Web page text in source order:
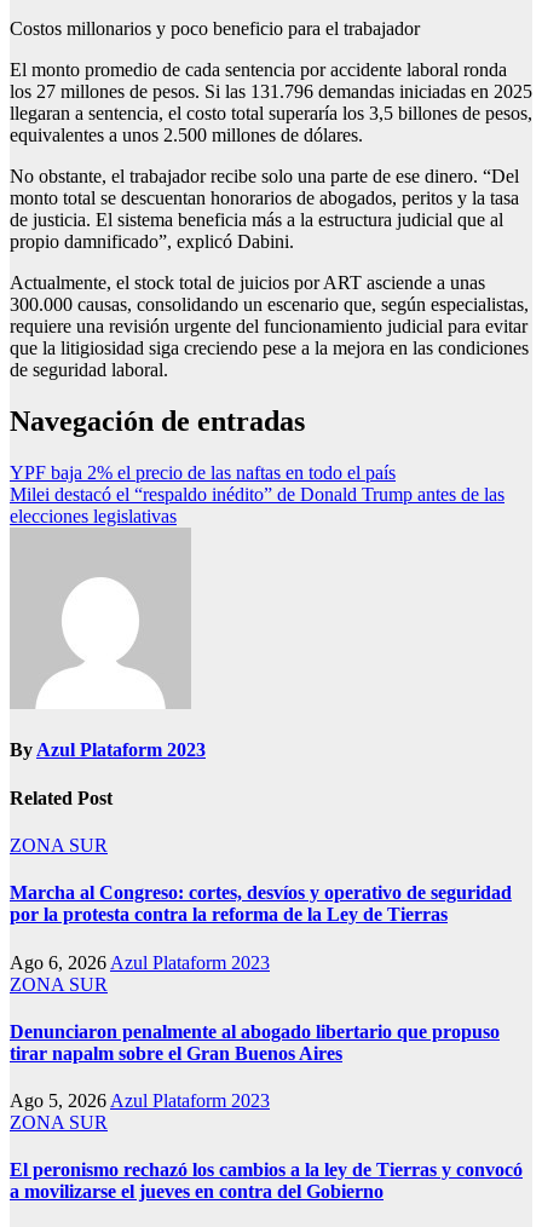
Costos millonarios y poco beneficio para el trabajador
El monto promedio de cada sentencia por accidente laboral ronda
los 27 millones de pesos. Si las 131.796 demandas iniciadas en 2025
llegaran a sentencia, el costo total superaría los 3,5 billones de pesos,
equivalentes a unos 2.500 millones de dólares.
No obstante, el trabajador recibe solo una parte de ese dinero. “Del
monto total se descuentan honorarios de abogados, peritos y la tasa
de justicia. El sistema beneficia más a la estructura judicial que al
propio damnificado”, explicó Dabini.
Actualmente, el stock total de juicios por ART asciende a unas
300.000 causas, consolidando un escenario que, según especialistas,
requiere una revisión urgente del funcionamiento judicial para evitar
que la litigiosidad siga creciendo pese a la mejora en las condiciones
de seguridad laboral.
Navegación de entradas
YPF baja 2% el precio de las naftas en todo el país
Milei destacó el “respaldo inédito” de Donald Trump antes de las
elecciones legislativas
ByAzul Plataform 2023
Related Post
ZONA SUR
Marcha al Congreso: cortes, desvíos y operativo de seguridad
por la protesta contra la reforma de la Ley de Tierras
Ago 6, 2026 Azul Plataform 2023
ZONA SUR
Denunciaron penalmente al abogado libertario que propuso
tirar napalm sobre el Gran Buenos Aires
Ago 5, 2026 Azul Plataform 2023
ZONA SUR
El peronismo rechazó los cambios a la ley de Tierras y convocó
a movilizarse el jueves en contra del Gobierno